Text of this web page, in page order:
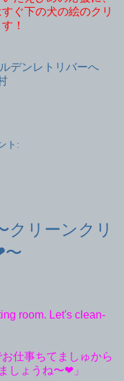
ぐ下の犬の絵のクリ
！
ト:
クリーンクリ
〜
room. Let's clean-
仕事ちてましゅから
しょうね〜❤︎」